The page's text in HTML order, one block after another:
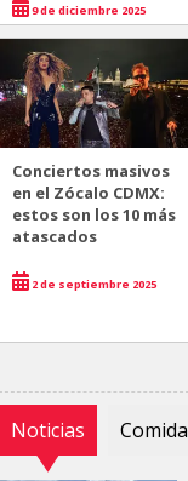
9 de diciembre 2025
Conciertos masivos
en el Zócalo CDMX:
estos son los 10 más
atascados
2 de septiembre 2025
Noticias Comida